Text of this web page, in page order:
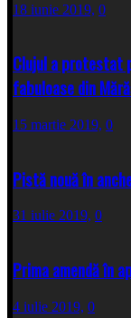
18 iunie 2019, 0
Clujul a protestat
fabuloase din
15 martie 2019, 0
Pistă nouă în
31 iulie 2019, 0
Prima amendă în
4 iulie 2019, 0